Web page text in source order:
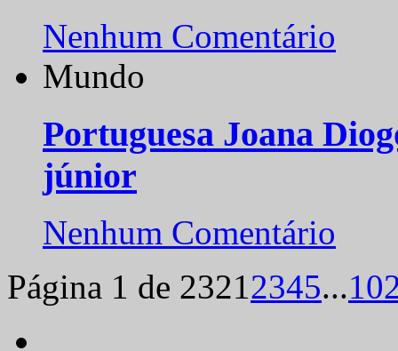
Nenhum Comentário
Mundo
Portuguesa Joana
júnior
Nenhum Comentário
Página 1 de 23212345...10